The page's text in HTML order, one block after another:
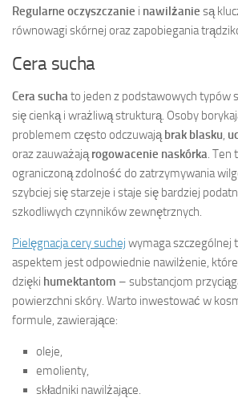
Regularne oczyszczanie i nawilżanie są
równowagi skórnej oraz zapobiegania
Cera sucha
Cera suchato jeden z podstawowych typów
się cienką i wrażliwą strukturą. Osoby
problemem często odczuwająbrak blasku,
oraz zauważająrogowacenie naskórka. Ten
ograniczoną zdolność do zatrzymywania
szybciej się starzeje i staje się bardziej
szkodliwych czynników zewnętrznych.
Pielęgnacja cery suchej wymaga szczególnej
aspektem jest odpowiednie nawilżenie,
dzięki humektantom – substancjom
powierzchni skóry. Warto inwestować w
formule, zawierające:
oleje,
emolienty,
składniki nawilżające.